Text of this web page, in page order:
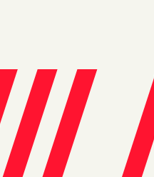
2026
2026/2026